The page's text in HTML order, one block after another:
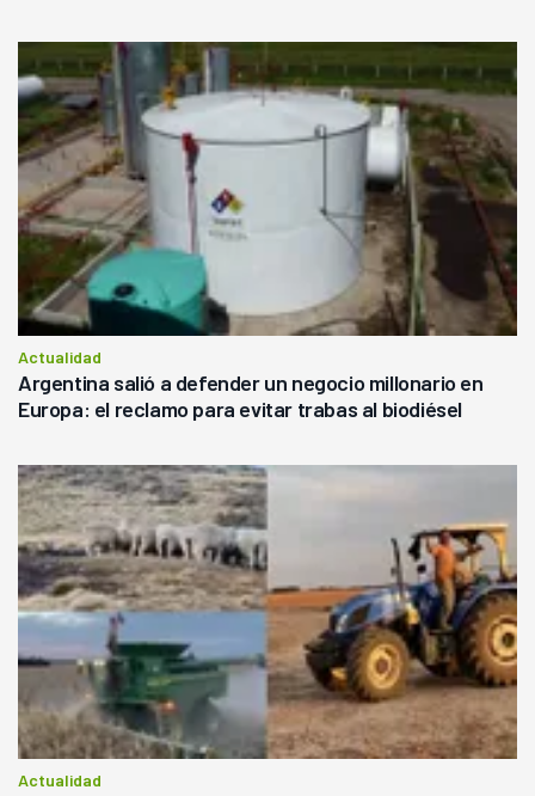
Actualidad
Argentina salió a defender un negocio millonario en
Europa: el reclamo para evitar trabas al biodiésel
Actualidad